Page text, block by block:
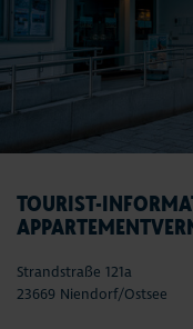
TOURIST-
Strandstraße 121a
23669 Niendorf/Ostsee